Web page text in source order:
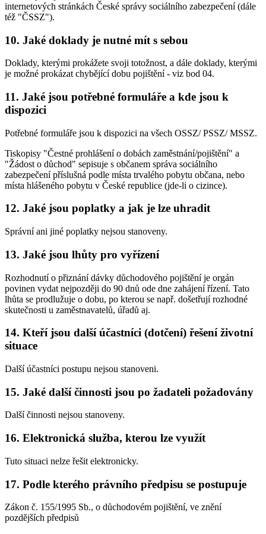
internetových stránkách České správy sociálního zabezpečení (dále
též "ČSSZ").
10. Jaké doklady je nutné mít s sebou
Doklady, kterými prokážete svoji totožnost, a dále doklady, kterými
je možné prokázat chybějící dobu pojištění - viz bod 04.
11. Jaké jsou potřebné formuláře a kde jsou k
dispozici
Potřebné formuláře jsou k dispozici na všech OSSZ/ PSSZ/ MSSZ.
Tiskopisy "Čestné prohlášení o dobách zaměstnání/pojištění" a
"Žádost o důchod" sepisuje s občanem správa sociálního
zabezpečení příslušná podle místa trvalého pobytu občana, nebo
místa hlášeného pobytu v České republice (jde-li o cizince).
12. Jaké jsou poplatky a jak je lze uhradit
Správní ani jiné poplatky nejsou stanoveny.
13. Jaké jsou lhůty pro vyřízení
Rozhodnutí o přiznání dávky důchodového pojištění je orgán
povinen vydat nejpozději do 90 dnů ode dne zahájení řízení. Tato
lhůta se prodlužuje o dobu, po kterou se např. došetřují rozhodné
skutečnosti u zaměstnavatelů, úřadů aj.
14. Kteří jsou další účastníci (dotčení) řešení životní
situace
Další účastníci postupu nejsou stanoveni.
15. Jaké další činnosti jsou po žadateli požadovány
Další činnosti nejsou stanoveny.
16. Elektronická služba, kterou lze využít
Tuto situaci nelze řešit elektronicky.
17. Podle kterého právního předpisu se postupuje
Zákon č. 155/1995 Sb., o důchodovém pojištění, ve znění
pozdějších předpisů